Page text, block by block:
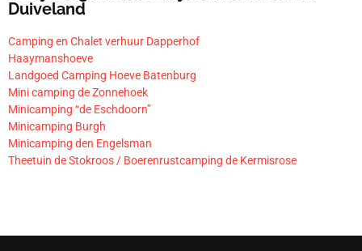
Duiveland
Camping en Chalet verhuur Dapperhof
Haaymanshoeve
Landgoed Camping Hoeve Batenburg
Mini camping de Zonnehoek
Minicamping “de Eschdoorn”
Minicamping Burgh
Minicamping den Engelsman
Theetuin de Stokroos / Boerenrustcamping de Kermisrose